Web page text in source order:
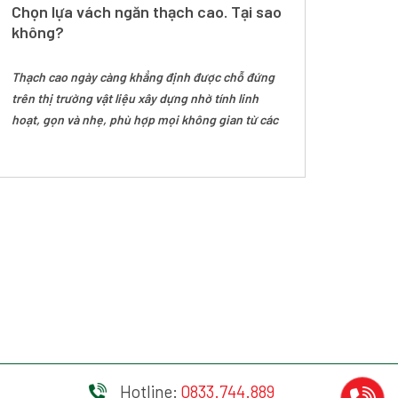
Chọn lựa vách ngăn thạch cao. Tại sao
không?
Thạch cao ngày càng khẳng định được chỗ đứng
trên thị trường vật liệu xây dựng nhờ tính linh
hoạt, gọn và nhẹ, phù hợp mọi không gian từ các
Hotline: 0833.744.889